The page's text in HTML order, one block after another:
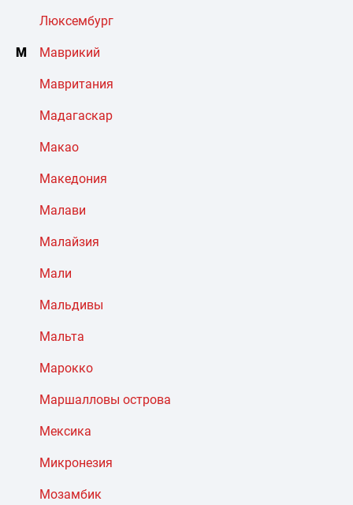
Люксембург
М Маврикий
Мавритания
Мадагаскар
Макао
Македония
Малави
Малайзия
Мали
Мальдивы
Мальта
Марокко
Маршалловы острова
Мексика
Микронезия
Мозамбик